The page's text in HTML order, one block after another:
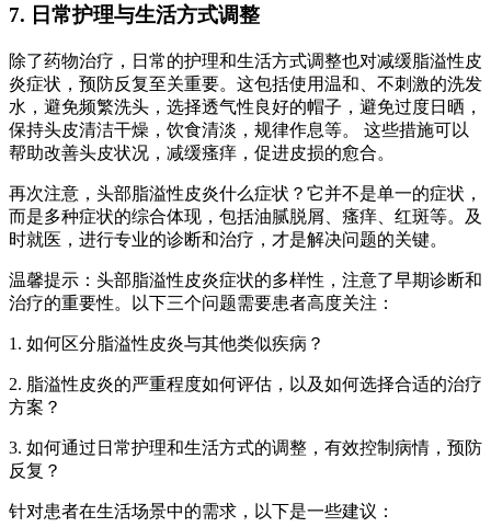
7. 日常护理与生活方式调整
除了药物治疗，日常的护理和生活方式调整也对减缓脂溢性皮
炎症状，预防反复至关重要。这包括使用温和、不刺激的洗发
水，避免频繁洗头，选择透气性良好的帽子，避免过度日晒，
保持头皮清洁干燥，饮食清淡，规律作息等。 这些措施可以
帮助改善头皮状况，减缓瘙痒，促进皮损的愈合。
再次注意，头部脂溢性皮炎什么症状？它并不是单一的症状，
而是多种症状的综合体现，包括油腻脱屑、瘙痒、红斑等。及
时就医，进行专业的诊断和治疗，才是解决问题的关键。
温馨提示：头部脂溢性皮炎症状的多样性，注意了早期诊断和
治疗的重要性。以下三个问题需要患者高度关注：
1. 如何区分脂溢性皮炎与其他类似疾病？
2. 脂溢性皮炎的严重程度如何评估，以及如何选择合适的治疗
方案？
3. 如何通过日常护理和生活方式的调整，有效控制病情，预防
反复？
针对患者在生活场景中的需求，以下是一些建议：